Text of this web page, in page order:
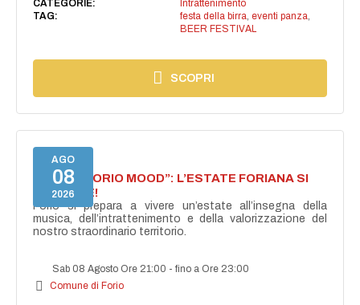
CATEGORIE:
Intrattenimento
TAG:
festa della birra eventi panza
BEER FESTIVAL
SCOPRI
AGO
08
2026
NASCE “FORIO MOOD”: L’ESTATE FORIANA SI
ACCENDE!
Forio si prepara a vivere un’estate all’insegna della
musica, dell’intrattenimento e della valorizzazione del
nostro straordinario territorio.
Sab 08 Agosto Ore 21:00 -fino a Ore 23:00
Comune di Forio